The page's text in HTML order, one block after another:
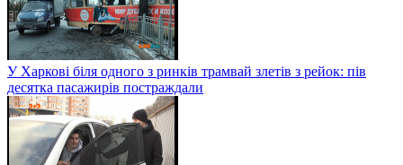
У Харкові біля одного з ринків трамвай злетів з рейок: пів
десятка пасажирів постраждали